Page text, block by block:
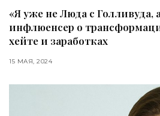
«Я уже не Люда с
инфлюенсер о
хейте и заработках
15 МАЯ, 2024